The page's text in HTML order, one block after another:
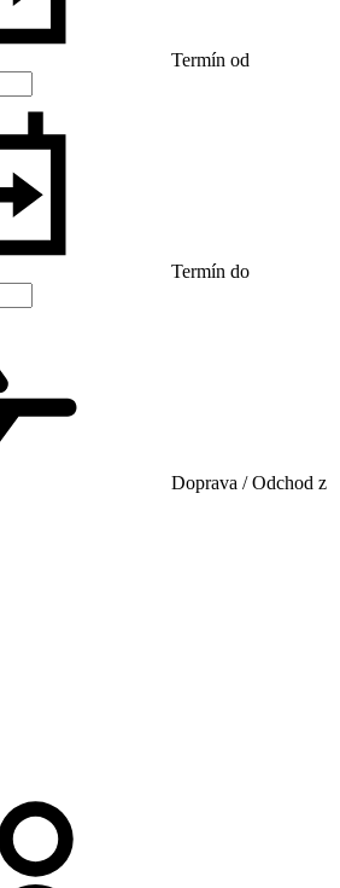
Termín od
Termín do
Doprava / Odchod z